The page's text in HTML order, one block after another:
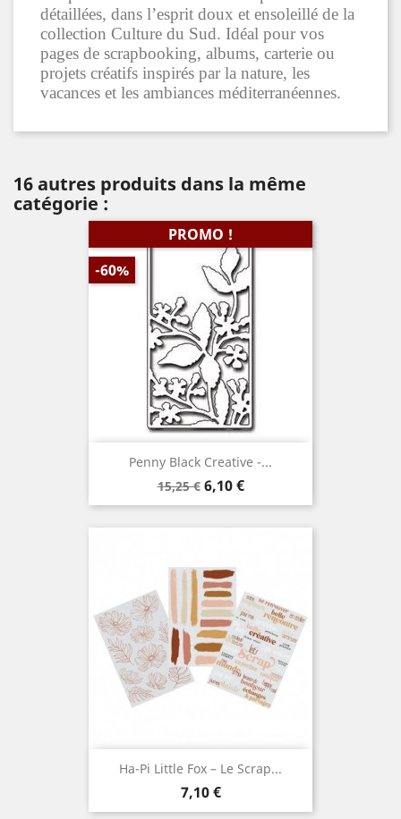
détaillées, dans l’esprit doux et ensoleillé de la
collection Culture du Sud. Idéal pour vos
pages de scrapbooking, albums, carterie ou
projets créatifs inspirés par la nature, les
vacances et les ambiances méditerranéennes.
16 autres produits dans la même
catégorie :
Penny Black Creative -...
Prix
de
15,25 € Prix
6,10 €
PROMO !
-60%
Ha-Pi Little Fox – Le Scrap...
Prix
7,10 €